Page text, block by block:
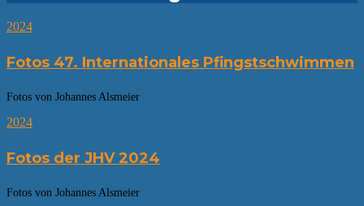
2024
Fotos 47. Internationales Pfingstschwimmen
Fotos von Johannes Alsmeier
2024
Fotos der JHV 2024
Fotos von Johannes Alsmeier